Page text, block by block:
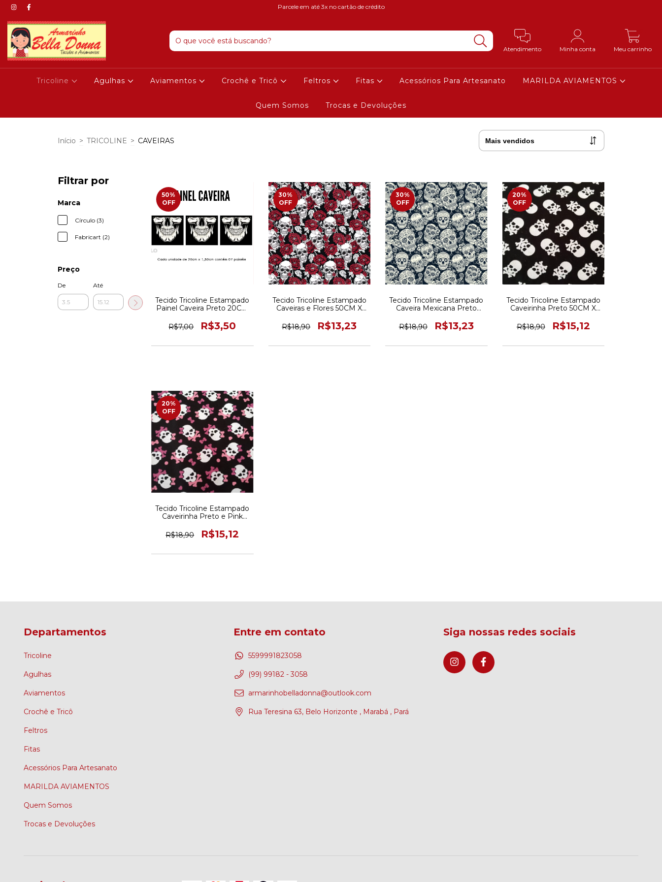
Parcele em até 3x no cartão de crédito
Atendimento Minha conta Meu carrinho
Tricoline Agulhas Aviamentos Crochê e Tricô Feltros Fitas Acessórios Para Artesanato MARILDA AVIAMENTOS
Quem Somos Trocas e Devoluções
Início > TRICOLINE > CAVEIRAS
Filtrar por
Marca
Círculo (3)
Fabricart (2)
Preço
De Até
50%
OFF
Tecido Tricoline Estampado
Painel Caveira Preto 20CM
R$7,00
R$3,50
30%
OFF
Tecido Tricoline Estampado
Caveiras e Flores 50CM X
R$18,90
R$13,23
30%
OFF
Tecido Tricoline Estampado
Caveira Mexicana Preto
R$18,90
R$13,23
20%
OFF
Tecido Tricoline Estampado
Caveirinha Preto 50CM X
R$18,90
R$15,12
20%
OFF
Tecido Tricoline Estampado
Caveirinha Preto e Pink
R$18,90
R$15,12
Departamentos
Tricoline
Agulhas
Aviamentos
Crochê e Tricô
Feltros
Fitas
Acessórios Para Artesanato
MARILDA AVIAMENTOS
Quem Somos
Trocas e Devoluções
Entre em contato
5599991823058
(99) 99182 - 3058
armarinhobelladonna@outlook.com
Rua Teresina 63, Belo Horizonte , Marabá , Pará
Siga nossas redes sociais